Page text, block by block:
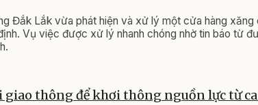
Đắk Lắk vừa phát hiện và xử lý một cửa hàng xăng
Vụ việc được xử lý nhanh chóng nhờ tin báo từ
thông để khơi thông nguồn lực từ